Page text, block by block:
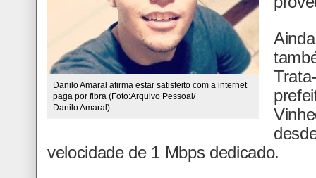
Danilo Amaral afirma estar satisfeito com a internet
paga por fibra (Foto:Arquivo Pessoal/
Danilo Amaral)
velocidade de 1 Mbps dedicado.